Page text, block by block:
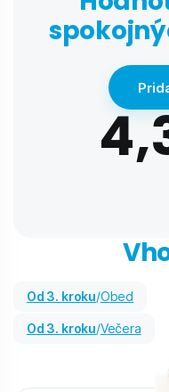
od 3. kroku/ Obed
od 3. kroku/ Večera